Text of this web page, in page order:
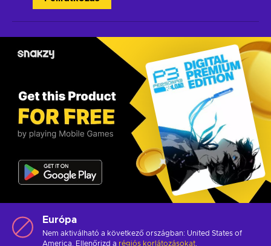
Európa
Nem aktiválható a következő országban: United States of
America. Ellenőrizd a régiós korlátozásokat